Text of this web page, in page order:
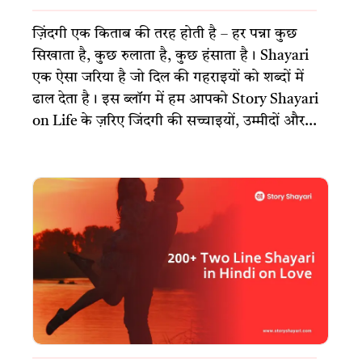
ज़िंदगी एक किताब की तरह होती है – हर पन्ना कुछ
सिखाता है, कुछ रुलाता है, कुछ हंसाता है। Shayari
एक ऐसा जरिया है जो दिल की गहराइयों को शब्दों में
ढाल देता है। इस ब्लॉग में हम आपको Story Shayari
on Life के ज़रिए जिंदगी की सच्चाइयों, उम्मीदों और...